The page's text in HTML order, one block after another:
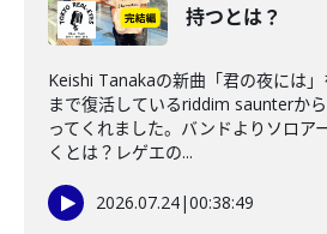
持つとは？
Keishi Tanakaの新曲「君の夜には
まで復活しているriddim saunterか
ってくれました。バンドよりソロア
くとは？レゲエの...
2026.07.24|00:38:49